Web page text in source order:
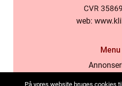
web:
Menu
På vores website bruges cookies